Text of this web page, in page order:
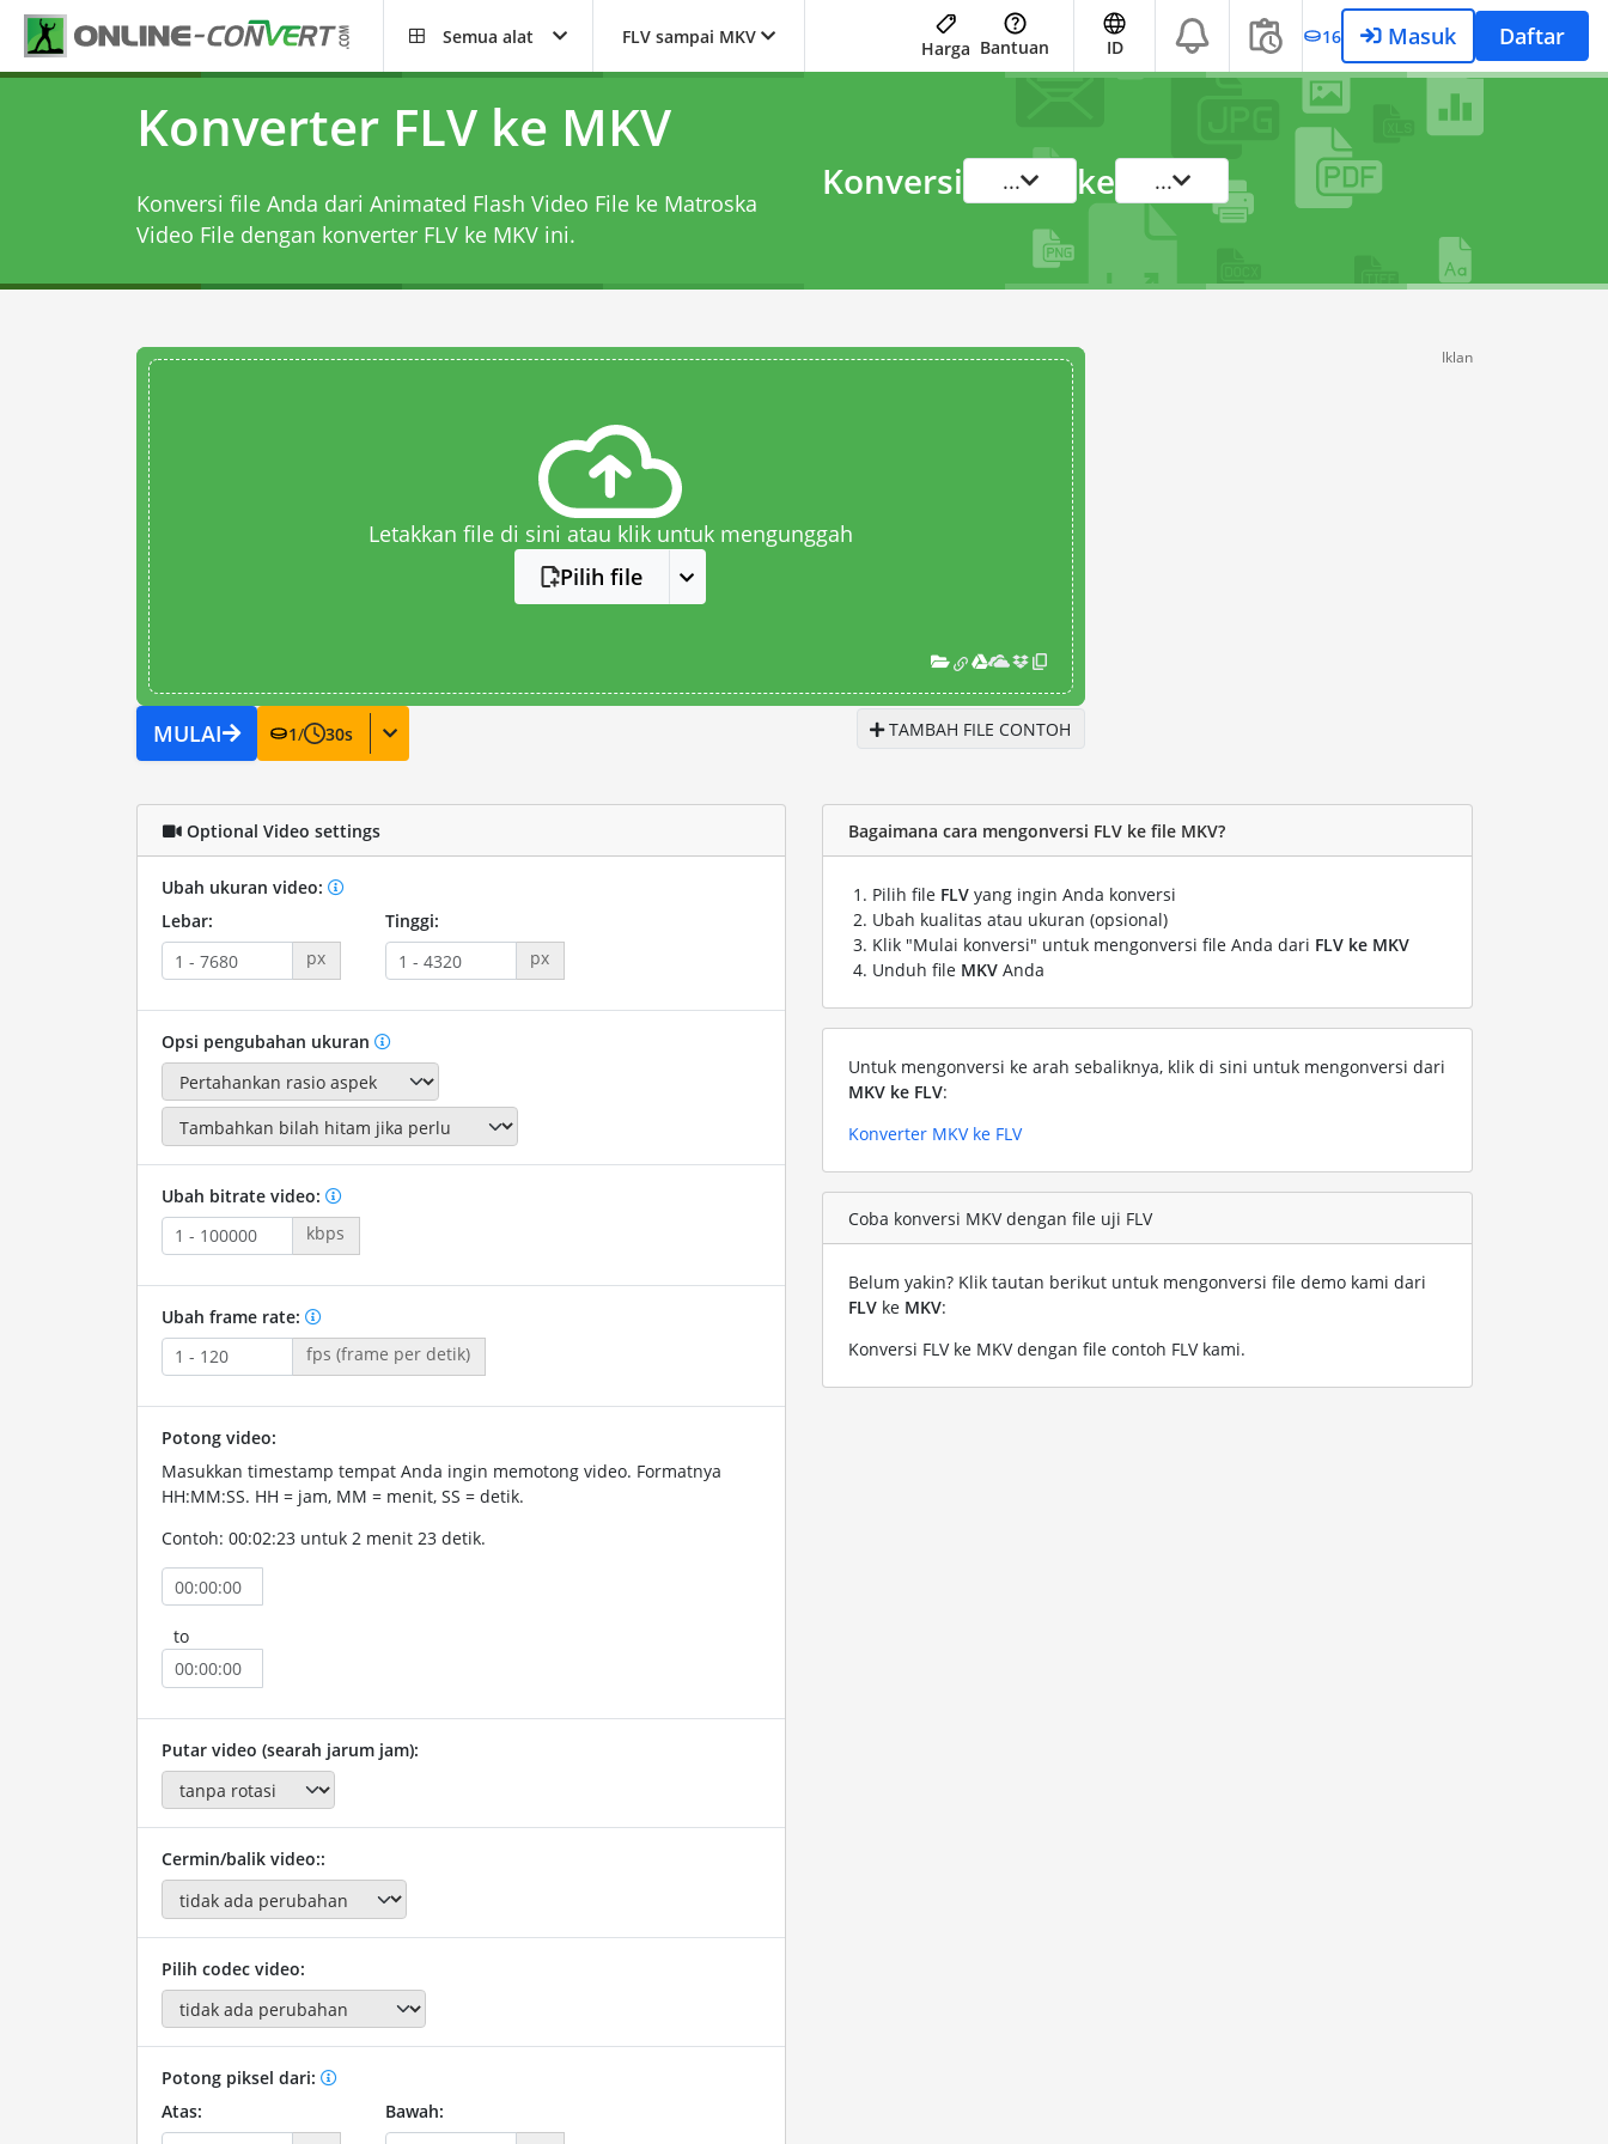
Semua alat FLV sampai MKV
Harga Bantuan ID 16 Masuk Daftar
Konverter FLV ke MKV
Konversi file Anda dari Animated Flash Video File ke Matroska
Video File dengan konverter FLV ke MKVini.
Konversi ... ke ...
Letakkan file di sini atau klik untuk mengunggah
Pilih file
MULAI 1/ 30s TAMBAH FILE CONTOH
Iklan
Optional Video settings
Ubah ukuran video:
Lebar:
px
Tinggi:
px
Opsi pengubahan ukuran
Ubah bitrate video:
kbps
Ubah frame rate:
fps (frame per detik)
Potong video:
Masukkan timestamp tempat Anda ingin memotong video. Formatnya
HH:MM:SS. HH = jam, MM = menit, SS = detik.
Contoh: 00:02:23 untuk 2 menit 23 detik.
to
Putar video (searah jarum jam):
Cermin/balik video::
Pilih codec video:
Potong piksel dari:
Atas:
Bawah:
Bagaimana cara mengonversi FLV ke file MKV?
Pilih file FLV yang ingin Anda konversi
Ubah kualitas atau ukuran (opsional)
Klik "Mulai konversi" untuk mengonversi file Anda dari FLV ke MKV
Unduh file MKV Anda
Untuk mengonversi ke arah sebaliknya, klik di sini untuk mengonversi dari
MKV ke FLV:
Konverter MKV ke FLV
Coba konversi MKV dengan file uji FLV
Belum yakin? Klik tautan berikut untuk mengonversi file demo kami dari
FLV ke MKV:
Konversi FLV ke MKV dengan file contoh FLV kami.